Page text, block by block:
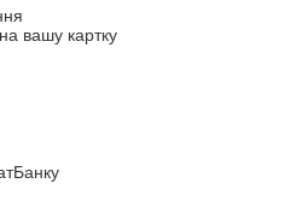
вашу картку